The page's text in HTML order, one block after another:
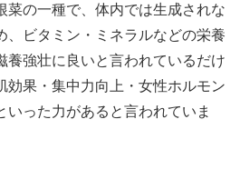
菜の一種で、体内では生成されな
、ビタミン・ミネラルなどの栄養
養強壮に良いと言われているだけ
効果・集中力向上・女性ホルモン
いった力があると言われていま